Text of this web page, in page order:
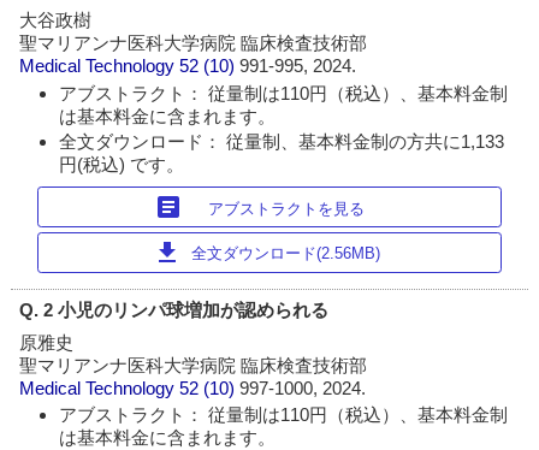
大谷政樹
聖マリアンナ医科大学病院 臨床検査技術部
Medical Technology 52 (10)991-995, 2024.
アブストラクト： 従量制は110円（税込）、基本料金制
は基本料金に含まれます。
全文ダウンロード： 従量制、基本料金制の方共に1,133
円(税込) です。
article アブストラクトを見る
download 全文ダウンロード(2.56MB)
Q. 2 小児のリンパ球増加が認められる
原雅史
聖マリアンナ医科大学病院 臨床検査技術部
Medical Technology 52 (10)997-1000, 2024.
アブストラクト： 従量制は110円（税込）、基本料金制
は基本料金に含まれます。